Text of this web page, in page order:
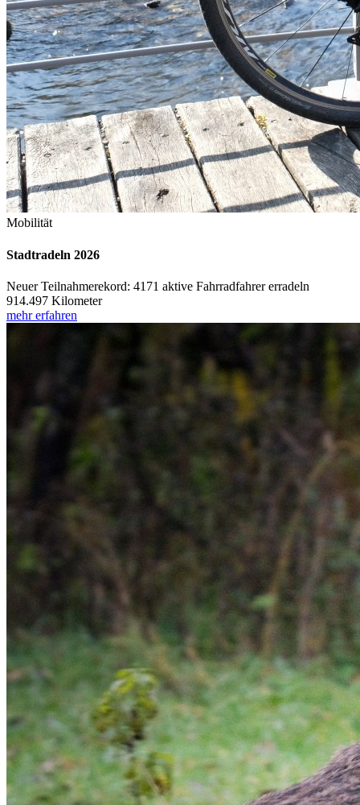
Mobilität
Stadtradeln 2026
Neuer Teilnahmerekord: 4171 aktive Fahrradfahrer erradeln
914.497 Kilometer
mehr erfahren